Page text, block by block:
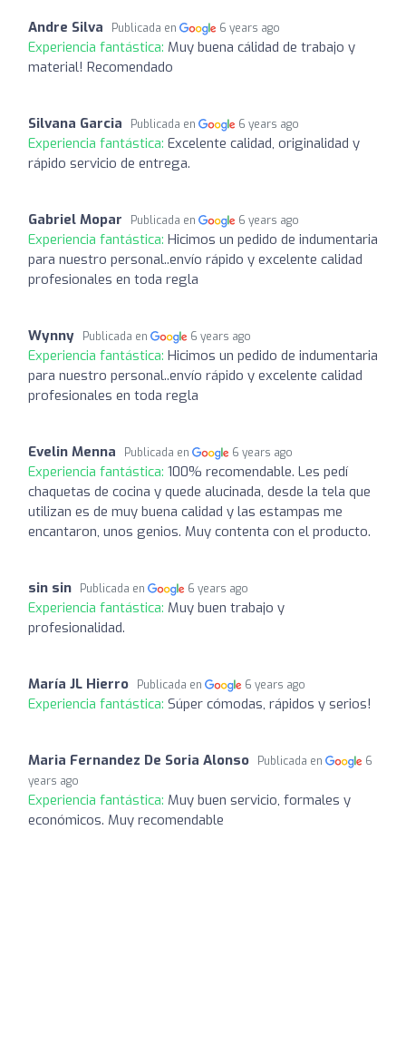
Andre Silva Publicada en 6 years ago
Experiencia fantástica: Muy buena cálidad de trabajo y
material! Recomendado
Silvana Garcia Publicada en 6 years ago
Experiencia fantástica: Excelente calidad, originalidad y
rápido servicio de entrega.
Gabriel Mopar Publicada en 6 years ago
Experiencia fantástica: Hicimos un pedido de indumentaria
para nuestro personal..envío rápido y excelente calidad
profesionales en toda regla
Wynny Publicada en 6 years ago
Experiencia fantástica: Hicimos un pedido de indumentaria
para nuestro personal..envío rápido y excelente calidad
profesionales en toda regla
Evelin Menna Publicada en 6 years ago
Experiencia fantástica: 100% recomendable. Les pedí
chaquetas de cocina y quede alucinada, desde la tela que
utilizan es de muy buena calidad y las estampas me
encantaron, unos genios. Muy contenta con el producto.
sin sin Publicada en 6 years ago
Experiencia fantástica: Muy buen trabajo y
profesionalidad.
María JL Hierro Publicada en 6 years ago
Experiencia fantástica: Súper cómodas, rápidos y serios!
Maria Fernandez De Soria Alonso Publicada en
6
years ago
Experiencia fantástica: Muy buen servicio, formales y
económicos. Muy recomendable